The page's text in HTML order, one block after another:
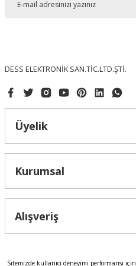
Sitemizde kullanıcı deneyimi performansı için
DESS ELEKTRONİK SAN.TİC.LTD.ŞTİ.
Üyelik
Kurumsal
Alışveriş